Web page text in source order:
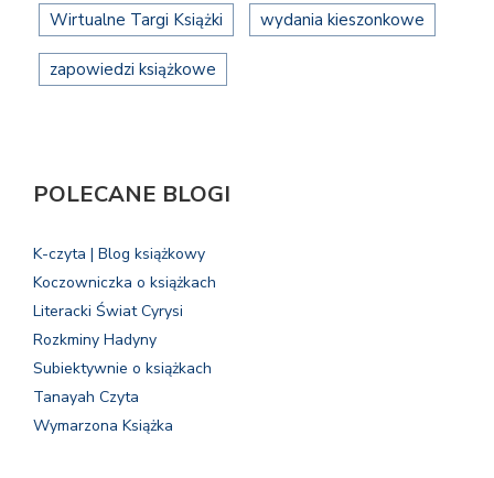
Wirtualne Targi Książki wydania kieszonkowe
zapowiedzi książkowe
POLECANE BLOGI
K-czyta | Blog książkowy
Koczowniczka o książkach
Literacki Świat Cyrysi
Rozkminy Hadyny
Subiektywnie o książkach
Tanayah Czyta
Wymarzona Książka